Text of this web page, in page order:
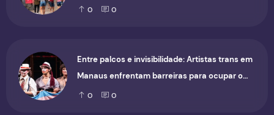
0 0
Entre palcos e invisibilidade: Artistas trans em
Manaus enfrentam barreiras para ocupar o
cenário cultural
0 0